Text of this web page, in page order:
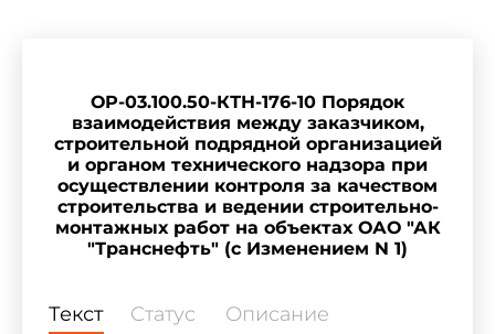
ОР-03.100.50-КТН-176-10 Порядок
взаимодействия между заказчиком,
строительной подрядной организацией
и органом технического надзора при
осуществлении контроля за качеством
строительства и ведении строительно-
монтажных работ на объектах ОАО "АК
"Транснефть" (с Изменением N 1)
Текст Статус Описание